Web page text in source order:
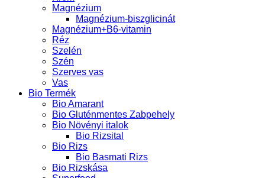
Magnézium
Magnézium-biszglicinát
Magnézium+B6-vitamin
Réz
Szelén
Szén
Szerves vas
Vas
Bio Termék
Bio Amarant
Bio Gluténmentes Zabpehely
Bio Növényi italok
Bio Rizsital
Bio Rizs
Bio Basmati Rizs
Bio Rizskása